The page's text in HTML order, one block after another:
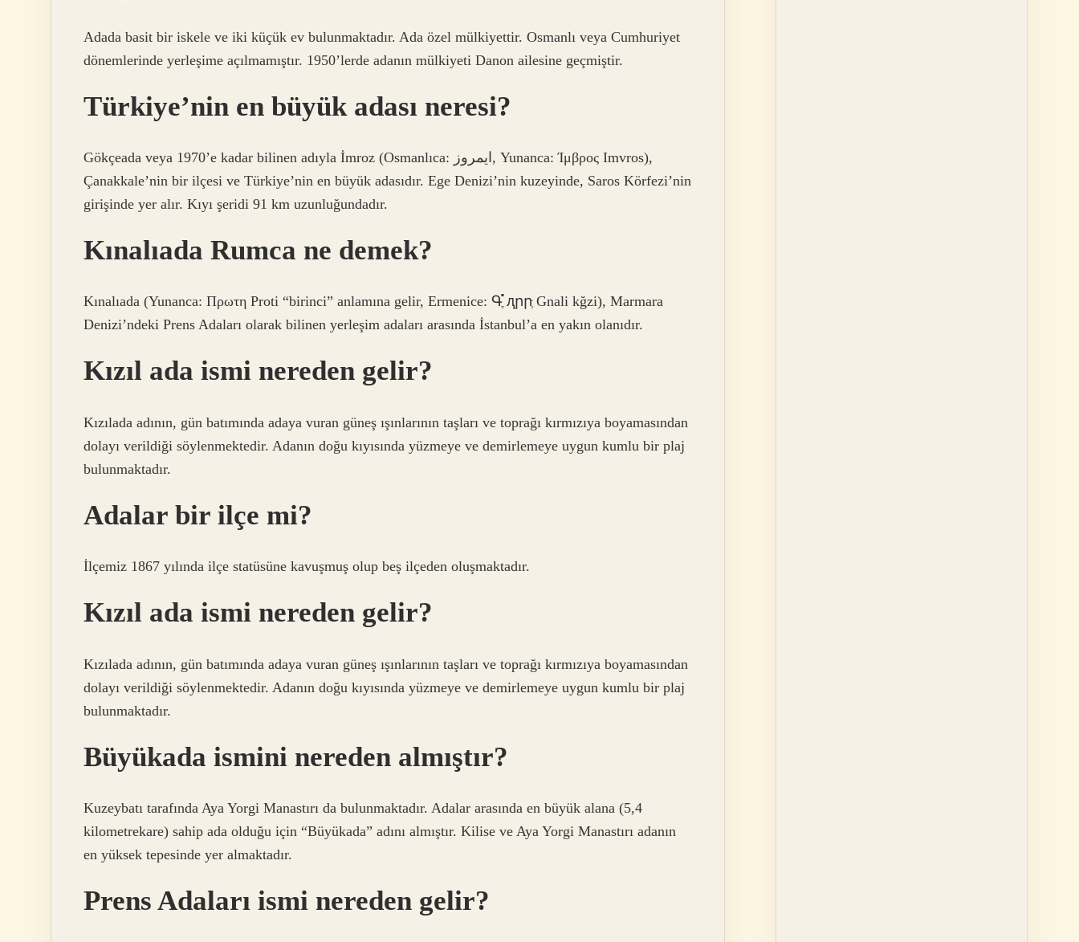
Adada basit bir iskele ve iki küçük ev bulunmaktadır. Ada özel mülkiyettir. Osmanlı veya Cumhuriyet
dönemlerinde yerleşime açılmamıştır. 1950’lerde adanın mülkiyeti Danon ailesine geçmiştir.
Türkiye’nin en büyük adası neresi?
Gökçeada veya 1970’e kadar bilinen adıyla İmroz (Osmanlıca: ايمروز, Yunanca: Ίμβρος Imvros),
Çanakkale’nin bir ilçesi ve Türkiye’nin en büyük adasıdır. Ege Denizi’nin kuzeyinde, Saros Körfezi’nin
girişinde yer alır. Kıyı şeridi 91 km uzunluğundadır.
Kınalıada Rumca ne demek?
Kınalıada (Yunanca: Πρωτη Proti “birinci” anlamına gelir, Ermenice: Գֶ֡֬֨ ԯֵրրְּ Gnali kğzi), Marmara
Denizi’ndeki Prens Adaları olarak bilinen yerleşim adaları arasında İstanbul’a en yakın olanıdır.
Kızıl ada ismi nereden gelir?
Kızılada adının, gün batımında adaya vuran güneş ışınlarının taşları ve toprağı kırmızıya boyamasından
dolayı verildiği söylenmektedir. Adanın doğu kıyısında yüzmeye ve demirlemeye uygun kumlu bir plaj
bulunmaktadır.
Adalar bir ilçe mi?
İlçemiz 1867 yılında ilçe statüsüne kavuşmuş olup beş ilçeden oluşmaktadır.
Kızıl ada ismi nereden gelir?
Kızılada adının, gün batımında adaya vuran güneş ışınlarının taşları ve toprağı kırmızıya boyamasından
dolayı verildiği söylenmektedir. Adanın doğu kıyısında yüzmeye ve demirlemeye uygun kumlu bir plaj
bulunmaktadır.
Büyükada ismini nereden almıştır?
Kuzeybatı tarafında Aya Yorgi Manastırı da bulunmaktadır. Adalar arasında en büyük alana (5,4
kilometrekare) sahip ada olduğu için “Büyükada” adını almıştır. Kilise ve Aya Yorgi Manastırı adanın
en yüksek tepesinde yer almaktadır.
Prens Adaları ismi nereden gelir?